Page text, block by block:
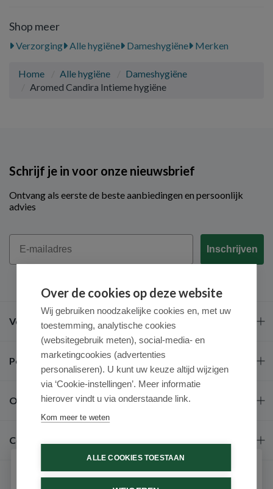
Shop meer
Verzorging Alle hygiëne Dameshygiëne Merken
Home Alle hygiëne
Dameshygiëne
Aromed Candira Intieme hygiëne
Schrijf je in voor onze nieuwsbrief
Ontvang als eerste de beste aanbiedingen en persoonlijk
advies
Email
Inschrijven
Veel gestelde vragen
Populaire merken
Over ons
Contact
Over de cookies op deze website
Wij gebruiken noodzakelijke cookies en, met uw
toestemming, analytische cookies
(websitegebruik meten), social-media- en
marketingcookies (advertenties
personaliseren). U kunt uw keuze altijd wijzigen
via ‘Cookie-instellingen’. Meer informatie
hierover vindt u via onderstaande link.
Kom meer te weten
ALLE COOKIES TOESTAAN
Schrijf je in voor onze nieuwsbrief